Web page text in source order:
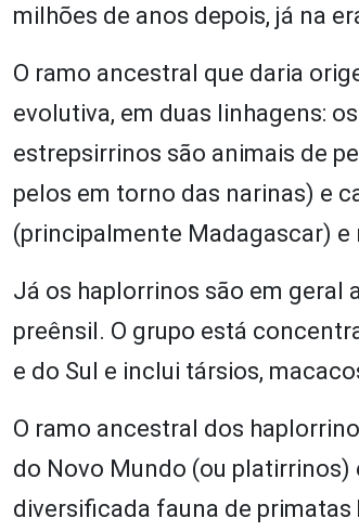
milhões de anos depois, já na
O ramo ancestral que daria
evolutiva, em duas linhagens:
estrepsirrinos são animais de
pelos em torno das narinas) e
(principalmente Madagascar) e
Já os haplorrinos são em geral
preênsil. O grupo está
e do Sul e inclui társios,
O ramo ancestral dos
do Novo Mundo (ou platirrinos)
diversificada fauna de